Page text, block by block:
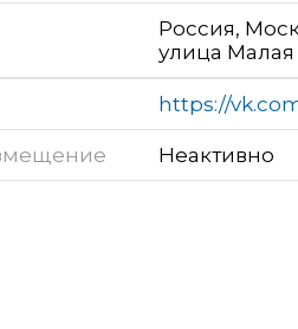
Россия,
улица Малая
https://
Неактивно